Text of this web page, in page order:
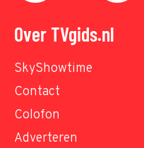
Over TVgids.nl
SkyShowtime
Contact
Colofon
Adverteren